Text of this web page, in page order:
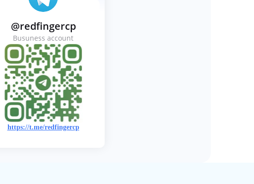
@redfingercp
Busuness account
https://t.me/redfingercp